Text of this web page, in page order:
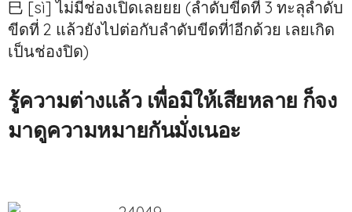
巳 [sì] ไม่มีช่องเปิดเลยยย (ลำดับขีดที่ 3 ทะลุลำดับ
ขีดที่ 2 แล้วยังไปต่อกับลำดับขีดที่1อีกด้วย เลยเกิด
เป็นช่องปิด)
รู้ความต่างแล้ว เพื่อมิให้เสียหลาย ก็จง
มาดูความหมายกันมั่งเนอะ